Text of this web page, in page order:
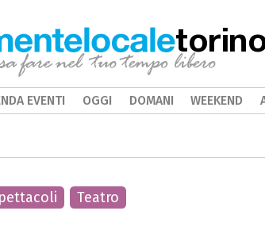
Teatro
EVENTI OGGI DOMANI WEEKEND